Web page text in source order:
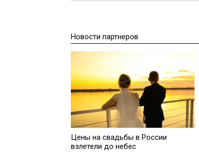
Новости партнеров
Цены на свадьбы в России
взлетели до небес